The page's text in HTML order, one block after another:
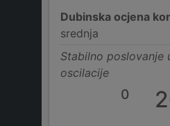
Dubinska ocjena
srednja
Stabilno poslovanje
oscilacije
0